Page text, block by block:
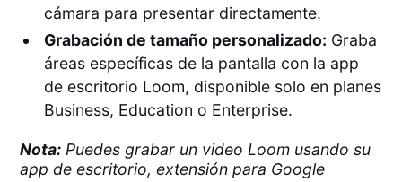
cámara para presentar directamente.
Grabación de tamaño personalizado: Graba
áreas específicas de la pantalla con la app
de escritorio Loom, disponible solo en planes
Business, Education o Enterprise.
Nota: Puedes grabar un video Loom usando su
app de escritorio, extensión para Google